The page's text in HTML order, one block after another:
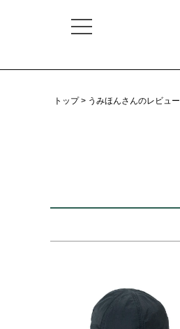
トップ うみほんさんのレビュー